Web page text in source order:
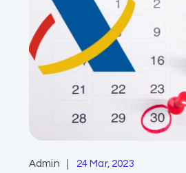
Admin 24 Mar, 2023